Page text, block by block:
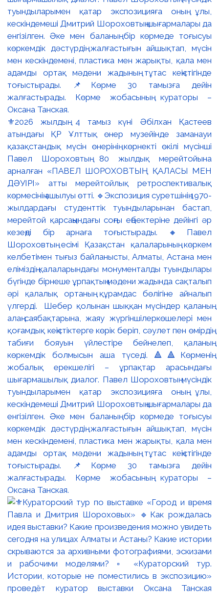
⚜️2026 жылдың 4 тамыз күні Әбілхан Қастеев
атындағы ҚР Ұлттық өнер музейінде заманауи
қазақстандық мүсін өнерінің көрнекті өкілі мүсінші
Павел Шороховтың 80 жылдық мерейтойына
арналған «ПАВЕЛ ШОРОХОВТЫҢ ҚАЛАСЫ МЕН
ДӘУІРІ» атты мерейтойлық ретроспективалық
көрмесінің ашылуы өтті. 🔹Экспозиция суретшінің 1970-
жылдардағы студенттік туындыларынан бастап,
мерейтой қарсаңындағы соңғы еңбектеріне дейінгі әр
кезеңді бір арнаға тоғыстырады. 🔸Павел
Шороховтың есімі Қазақстан қалаларының көркем
келбетімен тығыз байланысты, Алматы, Астана мен
еліміздің қалаларындағы монументалды туындылары
бүгінде бірнеше ұрпақтың мәдени жадында сақталып
әрі қалалық ортаның құрамдас бөлігіне айналып
үлгерді. Шебер қолынан шыққан мүсіндер қаланың
алаң-саябақтарына, жаяу жүргіншілеркөшелері мен
қоғамдық кеңістіктерге көрік беріп, сәулет пен өмірдің
табиғи бояуын үйлестіре бейнелеп, қаланың
көркемдік болмысын аша түседі. 🔺🔺Көрменің
жобалық ерекшелігі – ұрпақтар арасындағы
шығармашылық диалог. Павел Шороховтың мүсіндік
туындыларымен қатар экспозицияға оның ұлы,
кескіндемеші Дмитрий Шороховтың шығармалары да
енгізілген. Әке мен баланың бір көрмеде тоғысуы
көркемдік дәстүрдің жалғастығын айшықтап, мүсін
мен кескіндемені, пластика мен жарықты, қала мен
адамды ортақ мәдени жадының тұтас кеңістігінде
тоғыстырады. 📌Көрме 30 тамызға дейін
жалғастырады. Көрме жобасының кураторы –
Оксана Танская.